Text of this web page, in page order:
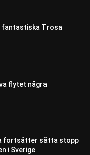
fantastiska Trosa
flytet några
fortsätter sätta stopp
i Sverige